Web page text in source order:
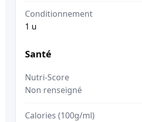
Conditionnement
1 u
Santé
Nutri-Score
Non renseigné
Calories (100g/ml)